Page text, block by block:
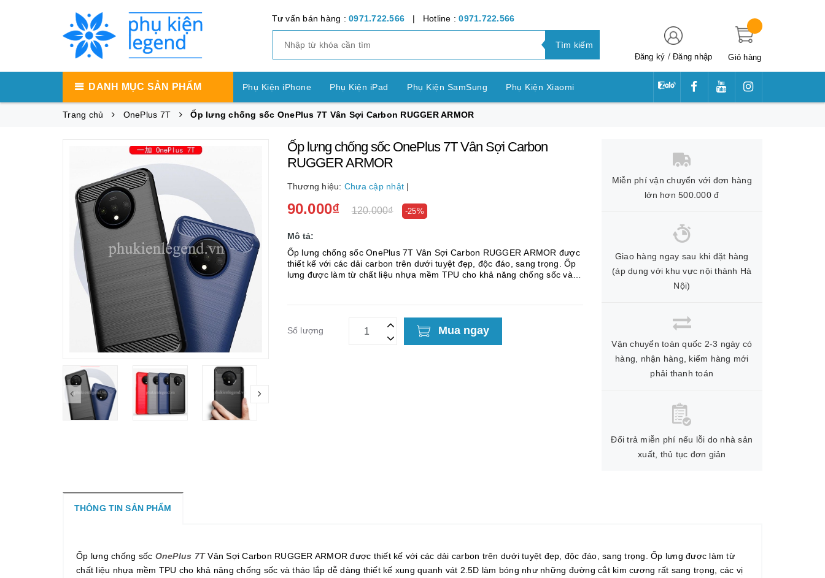
Tư vấn bán hàng : 0971.722.566 | Hotline :0971.722.566
Tìm kiếm
Đăng ký /Đăng nhập Giỏ hàng
DANH MỤC SẢN PHẨM Phụ Kiện iPhone Phụ Kiện iPad Phụ Kiện SamSung Phụ Kiện Xiaomi
Phụ Kiện OPPO Phụ Kiện Vivo Phụ Kiện Realme
Phụ Kiện LG Phụ Kiện Nokia Phụ Kiện Sony
Phụ Kiện Apple Watch Phụ Kiện khác
Trang chủ OnePlus 7T Ốp lưng chống sốc OnePlus 7T Vân Sợi Carbon RUGGER ARMOR
Ốp lưng chống sốc OnePlus 7T Vân Sợi Carbon
RUGGER ARMOR
Thương hiệu: Chưa cập nhật |
90.000₫ 120.000₫ -25%
Mô tả:
Ốp lưng chống sốc OnePlus 7T Vân Sợi Carbon RUGGER ARMOR được
thiết kế với các dải carbon trên dưới tuyệt đẹp, độc đáo, sang trọng. Ốp
lưng được làm từ chất liệu nhựa mềm TPU cho khả năng chống sốc và
Số lượng Mua ngay
Miễn phí vận chuyển với đơn hàng
lớn hơn 500.000 đ
Giao hàng ngay sau khi đặt hàng
(áp dụng với khu vực nội thành Hà
Nội)
Vận chuyển toàn quốc 2-3 ngày có
hàng, nhận hàng, kiểm hàng mới
phải thanh toán
Đổi trả miễn phí nếu lỗi do nhà sản
xuất, thủ tục đơn giản
THÔNG TIN SẢN PHẨM
Ốp lưng chống sốc OnePlus 7TVân Sợi Carbon RUGGER ARMOR được thiết kế với các dải carbon trên dưới tuyệt đẹp, độc đáo, sang trọng. Ốp lưng được làm từ
chất liệu nhựa mềm TPU cho khả năng chống sốc và tháo lắp dễ dàng thiết kế xung quanh vát 2.5D làm bóng như những đường cắt kim cương rất sang trọng, các vị